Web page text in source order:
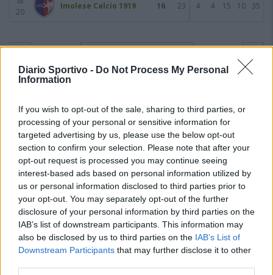
Diario Sportivo - Do Not Process My Personal
Information
If you wish to opt-out of the sale, sharing to third parties, or
processing of your personal or sensitive information for
targeted advertising by us, please use the below opt-out
section to confirm your selection. Please note that after your
opt-out request is processed you may continue seeing
interest-based ads based on personal information utilized by
us or personal information disclosed to third parties prior to
your opt-out. You may separately opt-out of the further
disclosure of your personal information by third parties on the
IAB’s list of downstream participants. This information may
also be disclosed by us to third parties on the IAB’s List of
Downstream Participants that may further disclose it to other
20
Imolese Calcio 1919 16 23 4 4 15 10 35